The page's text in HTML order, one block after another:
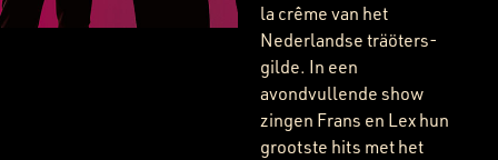
la crême van het
Nederlandse träöters-
gilde. In een
avondvullende show
zingen Frans en Lex hun
grootste hits met het